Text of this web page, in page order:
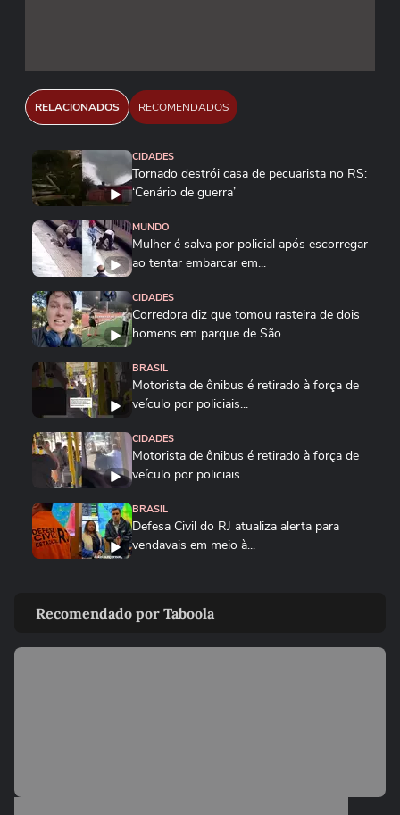
RELACIONADOS RECOMENDADOS
CIDADES
Tornado destrói casa de pecuarista no RS:
‘Cenário de guerra’
MUNDO
Mulher é salva por policial após escorregar
ao tentar embarcar em...
CIDADES
Corredora diz que tomou rasteira de dois
homens em parque de São...
BRASIL
Motorista de ônibus é retirado à força de
veículo por policiais...
CIDADES
Motorista de ônibus é retirado à força de
veículo por policiais...
BRASIL
Defesa Civil do RJ atualiza alerta para
vendavais em meio à...
briga entre vereadores no...
VIDA E ESTILO
Recomendado por Taboola